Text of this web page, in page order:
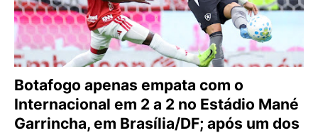
Botafogo apenas empata com o
Internacional em 2 a 2 no Estádio Mané
Garrincha, em Brasília/DF; após um dos